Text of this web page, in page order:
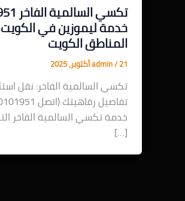
خدمة ليموزين في
المناطق الكويت
admin/21 أكتوبر، 2025
تكسي السالمية الفاخر: نقل
خدمة تكسي السالمية الفاخر
[…]